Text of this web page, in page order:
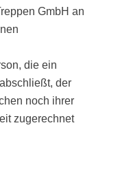
GmbH an
die ein
der
noch ihrer
zugerechnet